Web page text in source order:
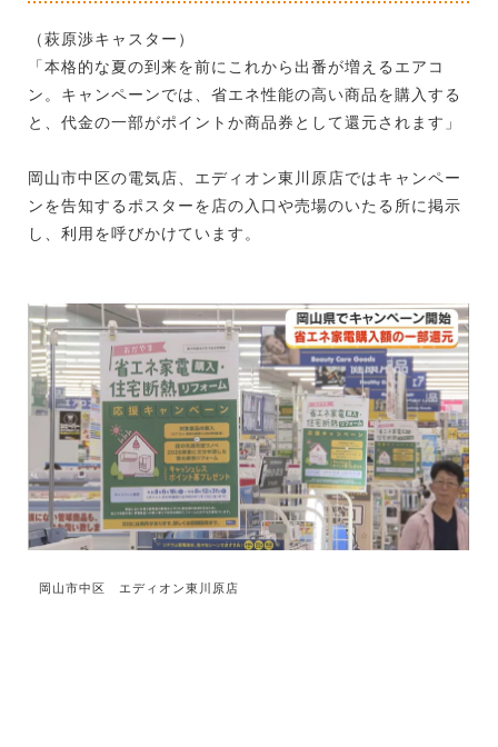
（萩原渉キャスター）
「本格的な夏の到来を前にこれから出番が増えるエアコ
ン。キャンペーンでは、省エネ性能の高い商品を購入する
と、代金の一部がポイントか商品券として還元されます」
岡山市中区の電気店、エディオン東川原店ではキャンペー
ンを告知するポスターを店の入口や売場のいたる所に掲示
し、利用を呼びかけています。
岡山市中区 エディオン東川原店